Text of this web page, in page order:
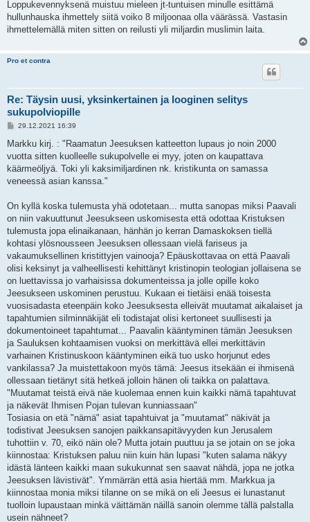
Loppukevennyksenä muistuu mieleen jt-tuntuisen minulle esittämä
hullunhauska ihmettely siitä voiko 8 miljoonaa olla väärässä. Vastasin
ihmettelemällä miten sitten on reilusti yli miljardin muslimin laita.
Pro et contra
Re: Täysin uusi, yksinkertainen ja looginen selitys
sukupolviopille
V
e
t
i
29.12.2021 16:39
Markku kirj. : "Raamatun Jeesuksen katteetton lupaus jo noin 2000
vuotta sitten kuolleelle sukupolvelle ei myy, joten on kaupattava
käärmeöljyä. Toki yli kaksimiljardinen nk. kristikunta on samassa
veneessä asian kanssa."
On kyllä koska tulemusta yhä odotetaan... mutta sanopas miksi Paavali
on niin vakuuttunut Jeesukseen uskomisesta että odottaa Kristuksen
tulemusta jopa elinaikanaan, hänhän jo kerran Damaskoksen tiellä
kohtasi ylösnousseen Jeesuksen ollessaan vielä fariseus ja
vakaumuksellinen kristittyjen vainooja? Epäuskottavaa on että Paavali
olisi keksinyt ja valheellisesti kehittänyt kristinopin teologian jollaisena se
on luettavissa jo varhaisissa dokumenteissa ja jolle opille koko
Jeesukseen uskominen perustuu. Kukaan ei tietäisi enää toisesta
vuosisadasta eteenpäin koko Jeesuksesta elleivät muutamat aikalaiset ja
tapahtumien silminnäkijät eli todistajat olisi kertoneet suullisesti ja
dokumentoineet tapahtumat... Paavalin kääntyminen tämän Jeesuksen
ja Sauluksen kohtaamisen vuoksi on merkittävä ellei merkittävin
varhainen Kristinuskoon kääntyminen eikä tuo usko horjunut edes
vankilassa? Ja muistettakoon myös tämä: Jeesus itsekään ei ihmisenä
ollessaan tietänyt sitä hetkeä jolloin hänen oli taikka on palattava.
"Muutamat teistä eivä näe kuolemaa ennen kuin kaikki nämä tapahtuvat
ja näkevät Ihmisen Pojan tulevan kunniassaan"
Tosiasia on etä "nämä" asiat tapahtuivat ja "muutamat" näkivät ja
todistivat Jeesuksen sanojen paikkansapitävyyden kun Jerusalem
tuhottiin v. 70, eikö näin ole? Mutta jotain puuttuu ja se jotain on se joka
kiinnostaa: Kristuksen paluu niin kuin hän lupasi "kuten salama näkyy
idästä länteen kaikki maan sukukunnat sen saavat nähdä, jopa ne jotka
Jeesuksen lävistivät". Ymmärrän että asia hiertää mm. Markkua ja
kiinnostaa monia miksi tilanne on se mikä on eli Jeesus ei lunastanut
tuolloin lupaustaan minkä väittämän näillä sanoin olemme tällä palstalla
usein nähneet?